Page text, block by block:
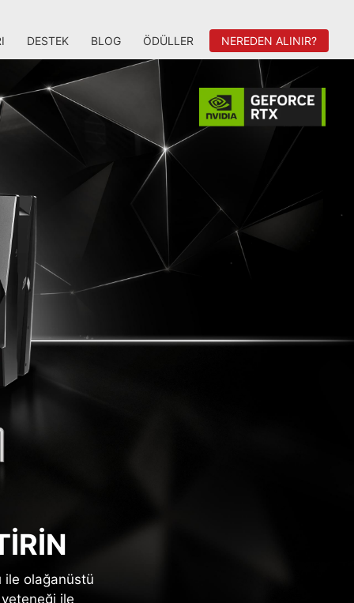
DESTEK BLOG ÖDÜLLER NEREDEN ALINIR?
ile olağanüstü
yeteneği ile